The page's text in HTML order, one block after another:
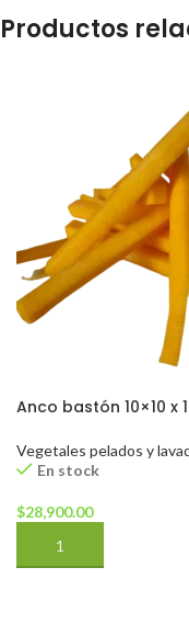
Productos
Anco bastón 10×10 x
Vegetales pelados y
En stock
$28,900.00
AÑADIR AL CARRITO